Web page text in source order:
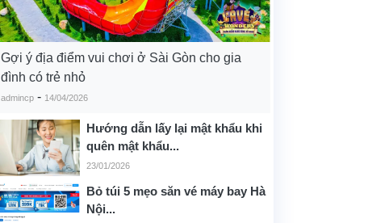
Gợi ý địa điểm vui chơi ở Sài Gòn cho gia
đình có trẻ nhỏ
admincp - 14/04/2026
Hướng dẫn lấy lại mật khẩu khi
quên mật khẩu...
23/01/2026
Bỏ túi 5 mẹo săn vé máy bay Hà
Nội...